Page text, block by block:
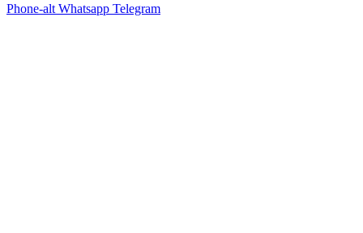
Phone-alt Whatsapp Telegram